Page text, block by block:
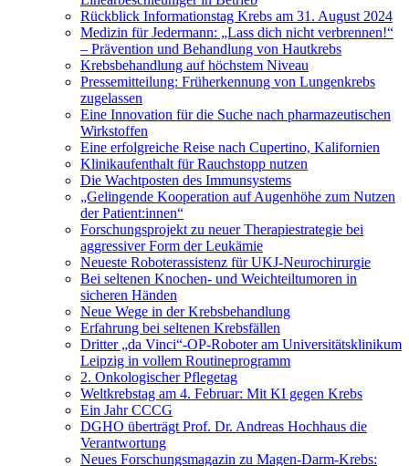
Rückblick Informationstag Krebs am 31. August 2024
Medizin für Jedermann: „Lass dich nicht verbrennen!“
– Prävention und Behandlung von Hautkrebs
Krebsbehandlung auf höchstem Niveau
Pressemitteilung: Früherkennung von Lungenkrebs
zugelassen
Eine Innovation für die Suche nach pharmazeutischen
Wirkstoffen
Eine erfolgreiche Reise nach Cupertino, Kalifornien
Klinikaufenthalt für Rauchstopp nutzen
Die Wachtposten des Immunsystems
„Gelingende Kooperation auf Augenhöhe zum Nutzen
der Patient:innen“
Forschungsprojekt zu neuer Therapiestrategie bei
aggressiver Form der Leukämie
Neueste Roboterassistenz für UKJ-Neurochirurgie
Bei seltenen Knochen- und Weichteiltumoren in
sicheren Händen
Neue Wege in der Krebsbehandlung
Erfahrung bei seltenen Krebsfällen
Dritter „da Vinci“-OP-Roboter am Universitätsklinikum
Leipzig in vollem Routineprogramm
2. Onkologischer Pflegetag
Weltkrebstag am 4. Februar: Mit KI gegen Krebs
Ein Jahr CCCG
DGHO überträgt Prof. Dr. Andreas Hochhaus die
Verantwortung
Neues Forschungsmagazin zu Magen-Darm-Krebs: